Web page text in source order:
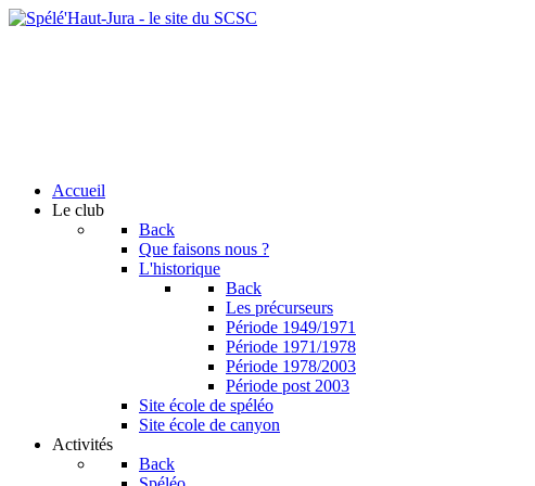
Accueil
Le club
Back
Que faisons nous ?
L'historique
Back
Les précurseurs
Période 1949/1971
Période 1971/1978
Période 1978/2003
Période post 2003
Site école de spéléo
Site école de canyon
Activités
Back